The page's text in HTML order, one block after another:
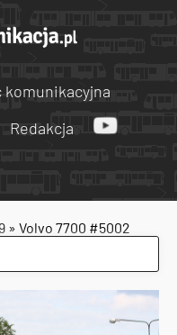
komunikacyjna
Redakcja
» Volvo 7700 #5002